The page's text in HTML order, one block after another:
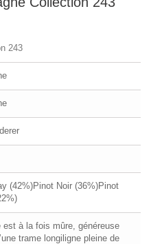
243
(42%)Pinot Noir (36%)Pinot
est à la fois mûre, généreuse
trame longiligne pleine de